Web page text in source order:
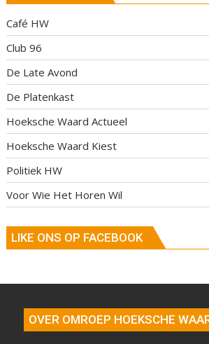
Café HW
Club 96
De Late Avond
De Platenkast
Hoeksche Waard Actueel
Hoeksche Waard Kiest
Politiek HW
Voor Wie Het Horen Wil
LIKE ONS OP FACEBOOK
OVER OMROEP HOEKSCHE